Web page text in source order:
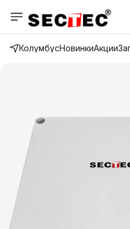
КолумбусНовинкиАкции